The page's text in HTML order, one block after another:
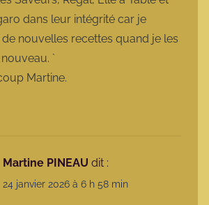
dans leur intégrité car je
nouvelles recettes quand je les
`
Martine.
Martine PINEAU dit :
24 janvier 2026 à 6 h 58 min